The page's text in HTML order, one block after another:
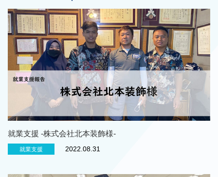
就業支援 -株式会社北本装飾様-
就業支援 2022.08.31